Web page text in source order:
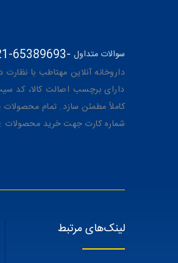
65389693 سوالات متداول -
داروخانه آنلاین مهتاطب با نظارت دکتر
دارای برچسب اصالت کالا، کد
کاملاً مطمئن سازد. تمام
شماره کارت جهت خرید محصولات : 6104337531945416 به نام رویا میرنظامی
لینک‌های مرتبط